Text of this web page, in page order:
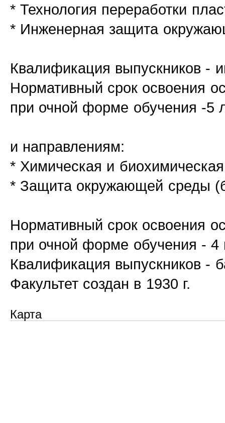
* Технология переработки
* Инженерная защита
Квалификация выпускников -
Нормативный срок освоения
при очной форме обучения -5
и направлениям:
* Химическая и
* Защита окружающей среды
Нормативный срок освоения
при очной форме обучения - 4
Квалификация выпускников -
Факультет создан в 1930 г.
Карта